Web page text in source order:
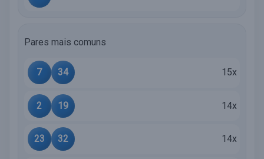
Pares mais comuns
7 34 15x
2 19 14x
23 32 14x